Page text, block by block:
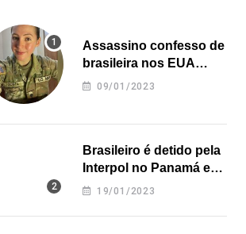
Assassino confesso de
brasileira nos EUA
revela onde deixou o
09/01/2023
Brasileiro é detido pela
Interpol no Panamá e
pode pegar prisão
19/01/2023